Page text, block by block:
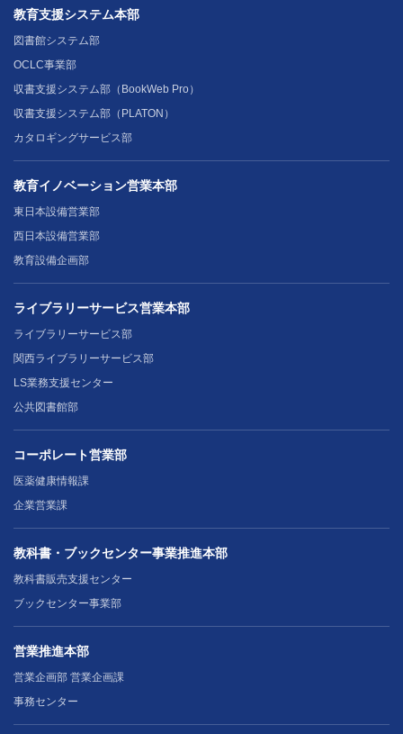
教育支援システム本部
図書館システム部
OCLC事業部
収書支援システム部（BookWeb Pro）
収書支援システム部（PLATON）
カタロギングサービス部
教育イノベーション営業本部
東日本設備営業部
西日本設備営業部
教育設備企画部
ライブラリーサービス営業本部
ライブラリーサービス部
関西ライブラリーサービス部
LS業務支援センター
公共図書館部
コーポレート営業部
医薬健康情報課
企業営業課
教科書・ブックセンター事業推進本部
教科書販売支援センター
ブックセンター事業部
営業推進本部
営業企画部 営業企画課
事務センター